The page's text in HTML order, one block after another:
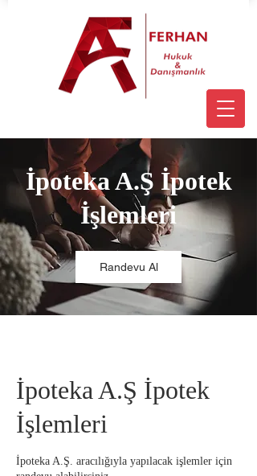
İpoteka A.Ş İpotek
İşlemleri
Randevu Al
İpoteka A.Ş İpotek
İşlemleri
İpoteka A.Ş. aracılığıyla yapılacak işlemler için